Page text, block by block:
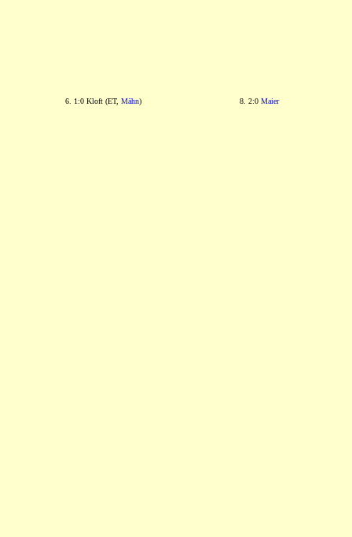
6. 1:0 Kloft (ET, Mähn) 8. 2:0 Maier